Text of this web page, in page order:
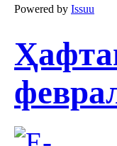
Powered by Issuu